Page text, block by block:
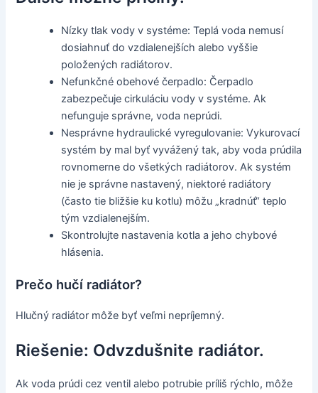
Nízky tlak vody v systéme: Teplá voda nemusí
dosiahnuť do vzdialenejších alebo vyššie
položených radiátorov.
Nefunkčné obehové čerpadlo: Čerpadlo
zabezpečuje cirkuláciu vody v systéme. Ak
nefunguje správne, voda neprúdi.
Nesprávne hydraulické vyregulovanie: Vykurovací
systém by mal byť vyvážený tak, aby voda prúdila
rovnomerne do všetkých radiátorov. Ak systém
nie je správne nastavený, niektoré radiátory
(často tie bližšie ku kotlu) môžu „kradnúť“ teplo
tým vzdialenejším.
Skontrolujte nastavenia kotla a jeho chybové
hlásenia.
Prečo hučí radiátor?
Hlučný radiátor môže byť veľmi nepríjemný.
Riešenie: Odvzdušnite radiátor.
Ak voda prúdi cez ventil alebo potrubie príliš rýchlo, môže